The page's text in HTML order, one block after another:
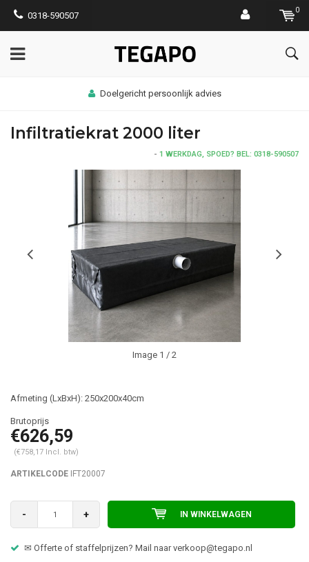
0318-590507
0
Doelgericht persoonlijk advies
Infiltratiekrat 2000 liter
- 1 WERKDAG, SPOED? BEL: 0318-590507
Image 1 / 2
Afmeting (LxBxH): 250x200x40cm
€626,59
(€758,17 Incl. btw)
ARTIKELCODE IFT20007
- + IN WINKELWAGEN
✉ Offerte of staffelprijzen? Mail naarverkoop@tegapo.nl